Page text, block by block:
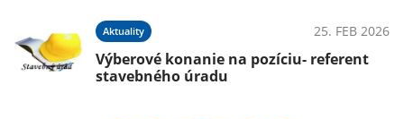
Aktuality 25. FEB 2026
Výberové konanie na pozíciu- referent
stavebného úradu